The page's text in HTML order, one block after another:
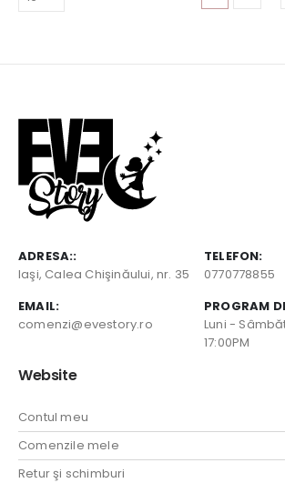
ADRESA::
Iaşi, Calea Chişinăului, nr. 35
TELEFON:
0770778855
EMAIL:
comenzi@evestory.ro
PROGRAM
Luni -
17:00PM
Website
Contul meu
Comenzile mele
Retur şi schimburi